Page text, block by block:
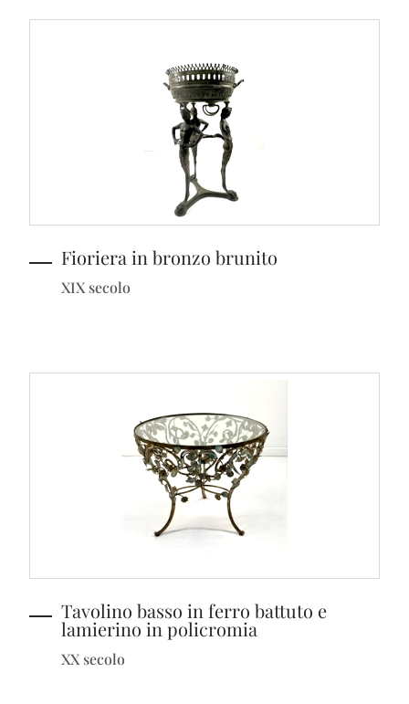
Fioriera in bronzo brunito
XIX secolo
Tavolino basso in ferro battuto e
lamierino in policromia
XX secolo